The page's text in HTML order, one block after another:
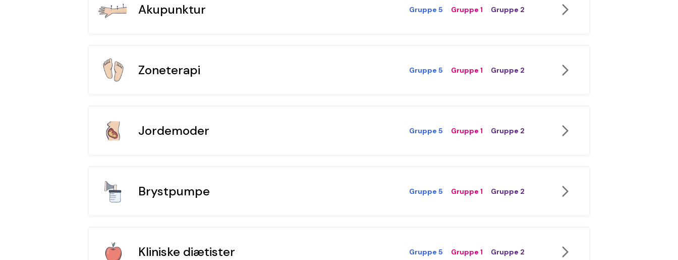
Akupunktur Gruppe 5 Gruppe 1 Gruppe 2
Zoneterapi Gruppe 5 Gruppe 1 Gruppe 2
Jordemoder Gruppe 5 Gruppe 1 Gruppe 2
Brystpumpe Gruppe 5 Gruppe 1 Gruppe 2
Kliniske diætister Gruppe 5 Gruppe 1 Gruppe 2